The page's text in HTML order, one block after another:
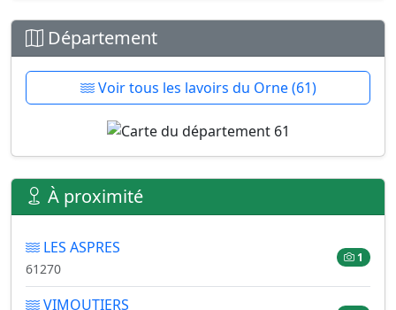
Département
Voir tous les lavoirs du Orne (61)
À proximité
LES ASPRES
61270
1
VIMOUTIERS